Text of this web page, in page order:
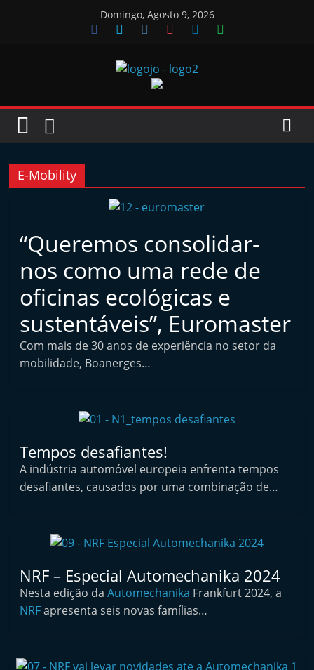
Domingo, Agosto 9, 2026
Jornal
J
r
n
l
i
n
d
e
n
d
e
e
o
A
E-Mobility
“Queremos consolidar-
nos como uma rede de
oficinas ecológicas e
sustentáveis”, Euromaster
Com mais de 30 anos de experiência no setor da
mobilidade, Boanerges…
Tempos desafiantes!
A indústria automóvel europeia enfrenta tempos
desafiantes, causados por uma combinação de…
NRF – Especial Automechanika 2024
Nesta edição daAutomechanika Frankfurt 2024, a
NRFapresenta seis novas famílias…